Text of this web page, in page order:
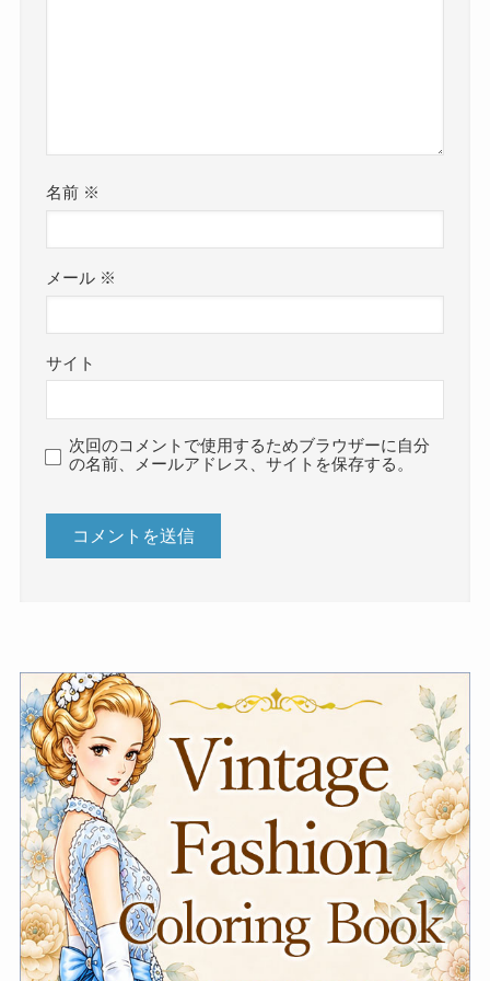
名前 ※
メール ※
サイト
次回のコメントで使用するためブラウザーに自分
の名前、メールアドレス、サイトを保存する。